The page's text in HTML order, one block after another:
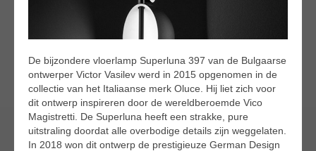
De bijzondere vloerlamp Superluna 397 van de Bulgaarse
ontwerper Victor Vasilev werd in 2015 opgenomen in de
collectie van het Italiaanse merk Oluce. Hij liet zich voor
dit ontwerp inspireren door de wereldberoemde Vico
Magistretti. De Superluna heeft een strakke, pure
uitstraling doordat alle overbodige details zijn weggelaten.
In 2018 won dit ontwerp de prestigieuze German Design